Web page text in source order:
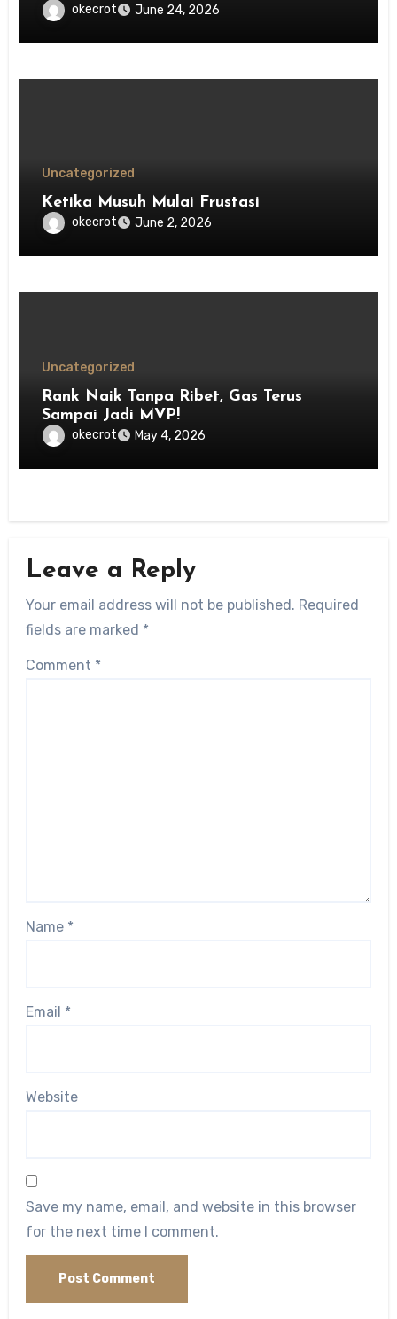
okecrot June 24, 2026
Uncategorized
Ketika Musuh Mulai Frustasi
okecrot June 2, 2026
Uncategorized
Rank Naik Tanpa Ribet, Gas Terus
Sampai Jadi MVP!
okecrot May 4, 2026
Leave a Reply
Your email address will not be published. Required
fields are marked *
Comment *
Name *
Email *
Website
Save my name, email, and website in this browser
for the next time I comment.